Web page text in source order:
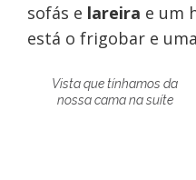
sofás e lareira e um
está o frigobar e
Vista que tínhamos da
nossa cama na suíte